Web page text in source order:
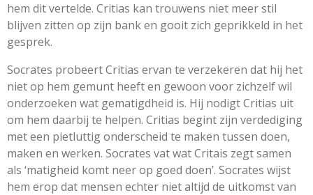
hem dit vertelde. Critias kan trouwens niet meer stil
blijven zitten op zijn bank en gooit zich geprikkeld in het
gesprek.
Socrates probeert Critias ervan te verzekeren dat hij het
niet op hem gemunt heeft en gewoon voor zichzelf wil
onderzoeken wat gematigdheid is. Hij nodigt Critias uit
om hem daarbij te helpen. Critias begint zijn verdediging
met een pietluttig onderscheid te maken tussen doen,
maken en werken. Socrates vat wat Critais zegt samen
als ‘matigheid komt neer op goed doen’. Socrates wijst
hem erop dat mensen echter niet altijd de uitkomst van